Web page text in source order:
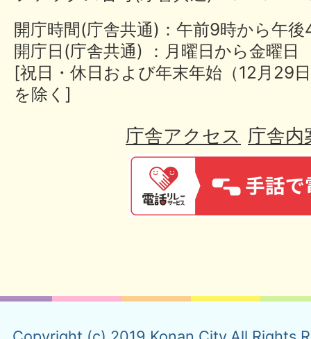
開庁時間(庁舎共通)：午前9時から午
開庁日(庁舎共通) ：月曜日から金曜日
[祝日・休日および年末年始（12月29
を除く]
庁舎アクセス 庁舎内